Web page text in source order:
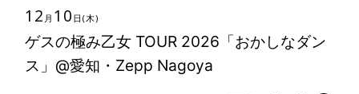
12 月 10 日(木)
ゲスの極み乙女 TOUR 2026「おかしなダン
ス」@愛知・Zepp Nagoya